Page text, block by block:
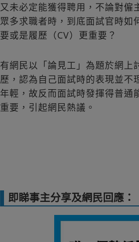
又未必定能獲得聘用，不論對僱
眾多求職者時，到底面試官時如
要或是履歷（CV）更重要？
有網民以「論見工」為題於網
歷，認為自己面試時的表現並不
年輕，故反而面試時發揮得普通
重要，引起網民熱議。
即睇事主分享及網民回應：